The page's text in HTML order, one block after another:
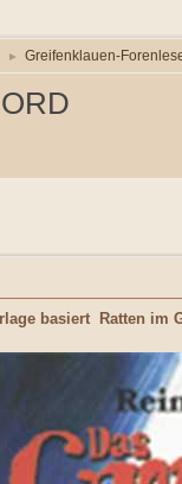
► Greifenklauen-
basiert Ratten im